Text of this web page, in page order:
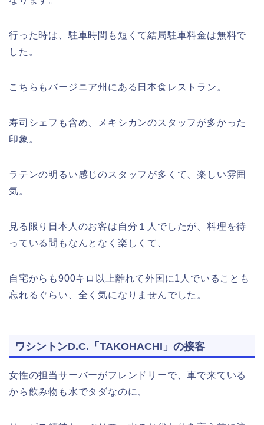
行った時は、駐車時間も短くて結局駐車料金は無料で
した。
こちらもバージニア州にある日本食レストラン。
寿司シェフも含め、メキシカンのスタッフが多かった
印象。
ラテンの明るい感じのスタッフが多くて、楽しい雰囲
気。
見る限り日本人のお客は自分１人でしたが、料理を待
っている間もなんとなく楽しくて、
自宅からも900キロ以上離れて外国に1人でいることも
忘れるぐらい、全く気になりませんでした。
ワシントンD.C.「TAKOHACHI」の接客
女性の担当サーバーがフレンドリーで、車で来ている
から飲み物も水でタダなのに、